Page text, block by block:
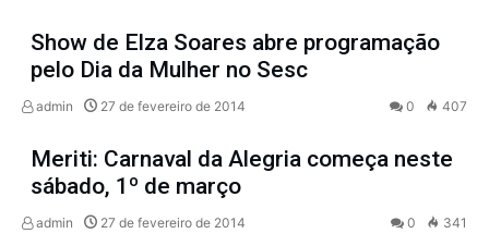
Show de Elza Soares abre programação
pelo Dia da Mulher no Sesc
admin 27 de fevereiro de 2014 0 407
Meriti: Carnaval da Alegria começa neste
sábado, 1º de março
admin 27 de fevereiro de 2014 0 341